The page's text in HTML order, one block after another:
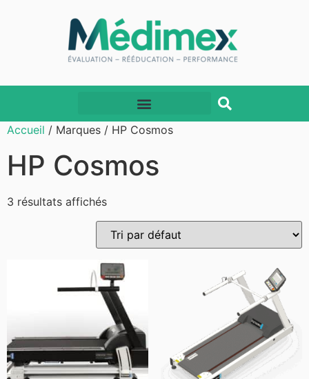
Accueil / Marques / HP Cosmos
HP Cosmos
3 résultats affichés